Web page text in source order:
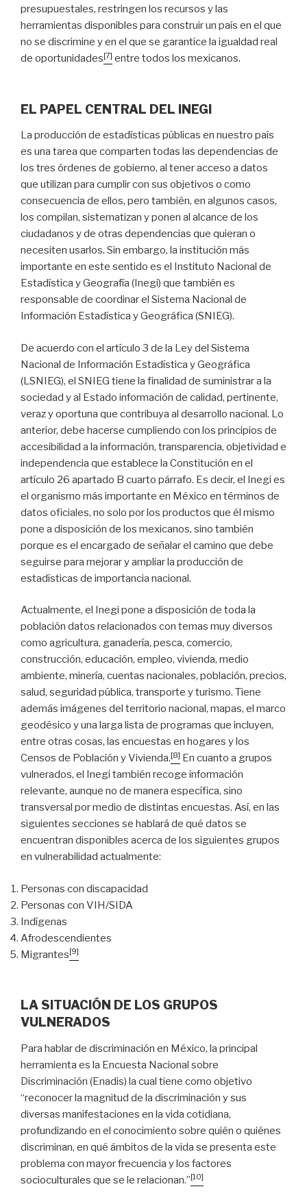
presupuestales, restringen los recursos y las
herramientas disponibles para construir un país en el que
no se discrimine y en el que se garantice la igualdad real
de oportunidades[7] entre todos los mexicanos.
EL PAPEL CENTRAL DEL INEGI
La producción de estadísticas públicas en nuestro país
es una tarea que comparten todas las dependencias de
los tres órdenes de gobierno, al tener acceso a datos
que utilizan para cumplir con sus objetivos o como
consecuencia de ellos, pero también, en algunos casos,
los compilan, sistematizan y ponen al alcance de los
ciudadanos y de otras dependencias que quieran o
necesiten usarlos. Sin embargo, la institución más
importante en este sentido es el Instituto Nacional de
Estadística y Geografía (Inegi) que también es
responsable de coordinar el Sistema Nacional de
Información Estadística y Geográfica (SNIEG).
De acuerdo con el artículo 3 de la Ley del Sistema
Nacional de Información Estadística y Geográfica
(LSNIEG), el SNIEG tiene la finalidad de suministrar a la
sociedad y al Estado información de calidad, pertinente,
veraz y oportuna que contribuya al desarrollo nacional. Lo
anterior, debe hacerse cumpliendo con los principios de
accesibilidad a la información, transparencia, objetividad e
independencia que establece la Constitución en el
artículo 26 apartado B cuarto párrafo. Es decir, el Inegi es
el organismo más importante en México en términos de
datos oficiales, no solo por los productos que él mismo
pone a disposición de los mexicanos, sino también
porque es el encargado de señalar el camino que debe
seguirse para mejorar y ampliar la producción de
estadísticas de importancia nacional.
Actualmente, el Inegi pone a disposición de toda la
población datos relacionados con temas muy diversos
como agricultura, ganadería, pesca, comercio,
construcción, educación, empleo, vivienda, medio
ambiente, minería, cuentas nacionales, población, precios,
salud, seguridad pública, transporte y turismo. Tiene
además imágenes del territorio nacional, mapas, el marco
geodésico y una larga lista de programas que incluyen,
entre otras cosas, las encuestas en hogares y los
Censos de Población y Vivienda.[8] En cuanto a grupos
vulnerados, el Inegi también recoge información
relevante, aunque no de manera específica, sino
transversal por medio de distintas encuestas. Así, en las
siguientes secciones se hablará de qué datos se
encuentran disponibles acerca de los siguientes grupos
en vulnerabilidad actualmente:
Personas con discapacidad
Personas con VIH/SIDA
Indígenas
Afrodescendientes
Migrantes[9]
LA SITUACIÓN DE LOS GRUPOS
VULNERADOS
Para hablar de discriminación en México, la principal
herramienta es la Encuesta Nacional sobre
Discriminación (Enadis) la cual tiene como objetivo
“reconocer la magnitud de la discriminación y sus
diversas manifestaciones en la vida cotidiana,
profundizando en el conocimiento sobre quién o quiénes
discriminan, en qué ámbitos de la vida se presenta este
problema con mayor frecuencia y los factores
socioculturales que se le relacionan.”[10]